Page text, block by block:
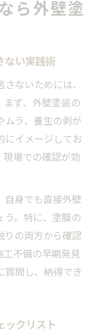
ら外壁塗
ない実践術
ないためには、
ず、外壁塗装の
ムラ、養生の剥が
にイメージしてお
現場での確認が効
自身でも直接外壁
う。特に、塗膜の
りの両方から確認
不備の早期発見
質問し、納得でき
ックリスト